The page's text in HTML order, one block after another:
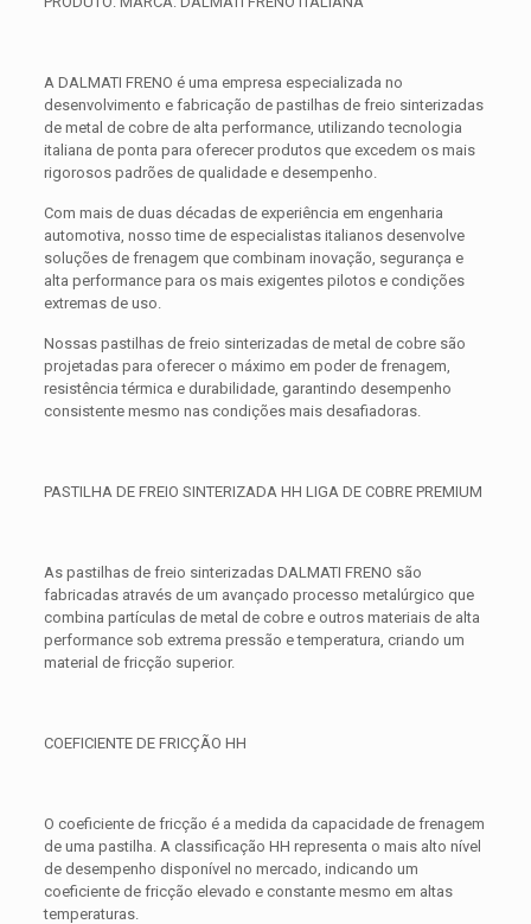
A DALMATI FRENO é uma empresa especializada no
desenvolvimento e fabricação de pastilhas de freio sinterizadas
de metal de cobre de alta performance, utilizando tecnologia
italiana de ponta para oferecer produtos que excedem os mais
rigorosos padrões de qualidade e desempenho.
Com mais de duas décadas de experiência em engenharia
automotiva, nosso time de especialistas italianos desenvolve
soluções de frenagem que combinam inovação, segurança e
alta performance para os mais exigentes pilotos e condições
extremas de uso.
Nossas pastilhas de freio sinterizadas de metal de cobre são
projetadas para oferecer o máximo em poder de frenagem,
resistência térmica e durabilidade, garantindo desempenho
consistente mesmo nas condições mais desafiadoras.
PASTILHA DE FREIO SINTERIZADA HH LIGA DE COBRE PREMIUM
As pastilhas de freio sinterizadas DALMATI FRENO são
fabricadas através de um avançado processo metalúrgico que
combina partículas de metal de cobre e outros materiais de alta
performance sob extrema pressão e temperatura, criando um
material de fricção superior.
COEFICIENTE DE FRICÇÃO HH
O coeficiente de fricção é a medida da capacidade de frenagem
de uma pastilha. A classificação HH representa o mais alto nível
de desempenho disponível no mercado, indicando um
coeficiente de fricção elevado e constante mesmo em altas
temperaturas.